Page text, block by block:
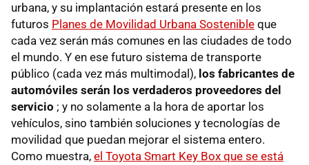
urbana, y su implantación estará presente en los
futuros Planes de Movilidad Urbana Sostenible que
cada vez serán más comunes en las ciudades de todo
el mundo. Y en ese futuro sistema de transporte
público (cada vez más multimodal), los fabricantes de
automóviles serán los verdaderos proveedores del
servicio ; y no solamente a la hora de aportar los
vehículos, sino también soluciones y tecnologías de
movilidad que puedan mejorar el sistema entero.
Como muestra, el Toyota Smart Key Box que se está